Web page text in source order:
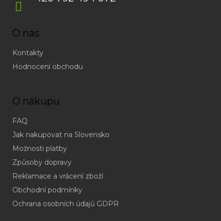
O nás
Kontakty
Hodnocení obchodu
O nákupu
FAQ
Jak nakupovat na Slovensko
Možnosti platby
Způsoby dopravy
Reklamace a vrácení zboží
Obchodní podmínky
Ochrana osobních údajů GDPR
(odpověď
do